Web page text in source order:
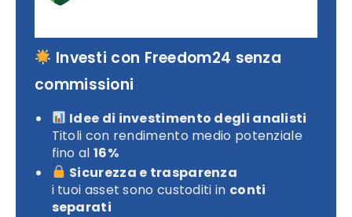
Investi con Freedom24 senza
commissioni
Idee di investimento degli analisti
Titoli con rendimento medio potenziale
fino al 16%
Sicurezza e trasparenza
i tuoi asset sono custoditi in conti
separati